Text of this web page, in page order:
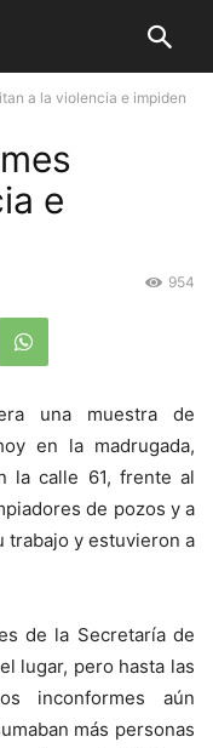
a la violencia e impiden
e
954
una muestra de
en la madrugada,
la calle 61, frente al
de pozos y a
trabajo y estuvieron a
de la Secretaría de
lugar, pero hasta las
inconformes aún
más personas